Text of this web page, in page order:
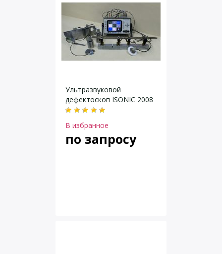
Ультразвуковой
дефектоскоп ISONIC 2008
В избранное
по запросу